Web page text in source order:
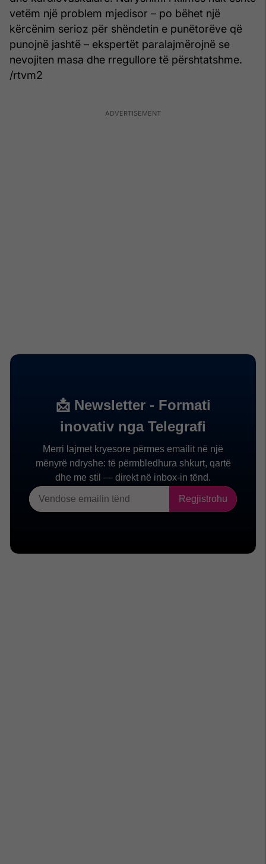
vetëm një problem mjedisor – po bëhet një
kërcënim serioz për shëndetin e punëtorëve që
punojnë jashtë – ekspertët paralajmërojnë se
nevojiten masa dhe rregullore të përshtatshme.
/rtvm2